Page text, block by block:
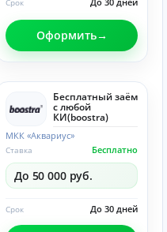
Срок
Оформить
Бесплатный заём
с любой
КИ(boostra)
МКК «Аквариус»
Бесплатно
Ставка
До 50 000 руб.
До 30 дней
Срок